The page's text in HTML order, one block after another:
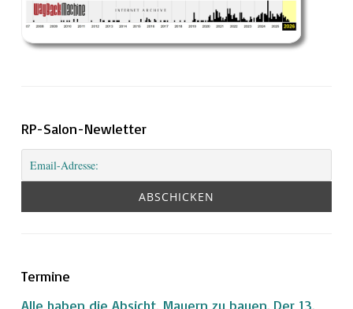
RP-Salon-Newletter
Termine
Alle haben die Absicht, Mauern zu bauen. Der 13.